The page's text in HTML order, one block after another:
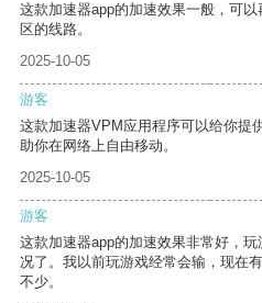
这款加速器app的加速效果一般，可
区的线路。
2025-10-05
游客
这款加速器VPM应用程序可以给你提
助你在网络上自由移动。
2025-10-05
游客
这款加速器app的加速效果非常好，
况了。我以前玩游戏经常会输，现在
不少。